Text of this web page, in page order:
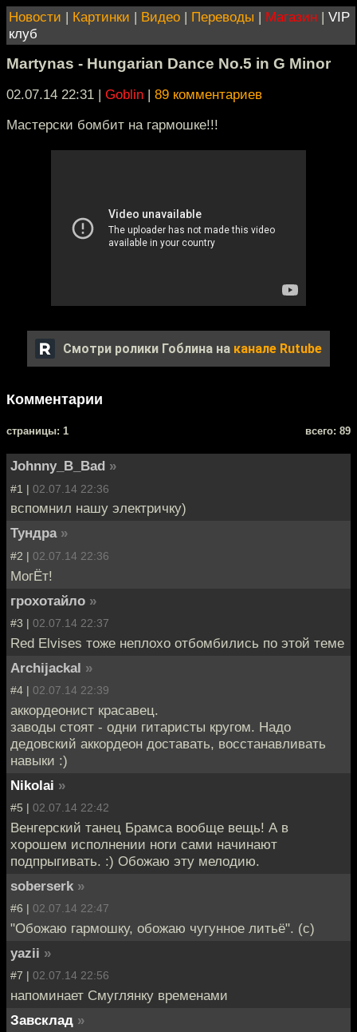
Новости | Картинки | Видео | Переводы | Магазин | VIP
клуб
Martynas - Hungarian Dance No.5 in G Minor
02.07.14 22:31 | Goblin | 89 комментариев
Мастерски бомбит на гармошке!!!
Смотри ролики Гоблина на канале Rutube
Комментарии
cтраницы: 1 всего: 89
Johnny_B_Bad »
#1 | 02.07.14 22:36
вспомнил нашу электричку)
Тундра »
#2 | 02.07.14 22:36
МогЁт!
грохотайло »
#3 | 02.07.14 22:37
Red Elvises тоже неплохо отбомбились по этой теме
Archijackal »
#4 | 02.07.14 22:39
аккордеонист красавец.
заводы стоят - одни гитаристы кругом. Надо
дедовский аккордеон доставать, восстанавливать
навыки :)
Nikolai »
#5 | 02.07.14 22:42
Венгерский танец Брамса вообще вещь! А в
хорошем исполнении ноги сами начинают
подпрыгивать. :) Обожаю эту мелодию.
soberserk »
#6 | 02.07.14 22:47
"Обожаю гармошку, обожаю чугунное литьё". (с)
yazii »
#7 | 02.07.14 22:56
напоминает Смуглянку временами
Завсклад »